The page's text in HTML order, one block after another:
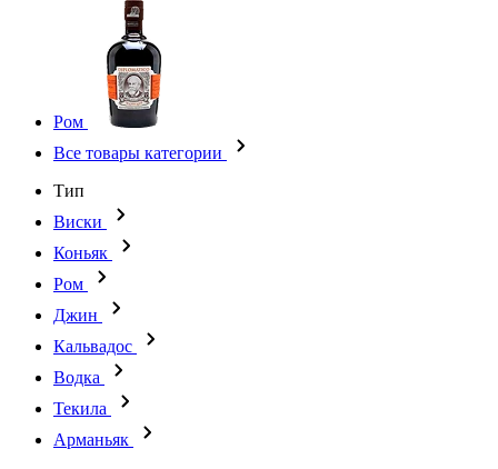
Ром
Все товары категории
Тип
Виски
Коньяк
Ром
Джин
Кальвадос
Водка
Текила
Арманьяк